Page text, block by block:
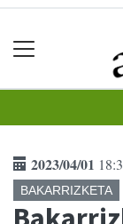
2023/04/01
BAKARRIZKETA